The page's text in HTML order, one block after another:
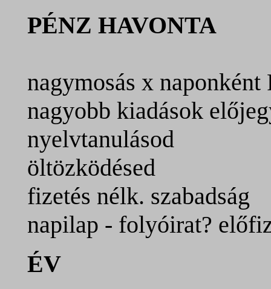
PÉNZ HAVONTA
nagymosás x
nagyobb kiadások
nyelvtanulásod
öltözködésed
fizetés nélk. szabadság
napilap - folyóirat?
ÉV